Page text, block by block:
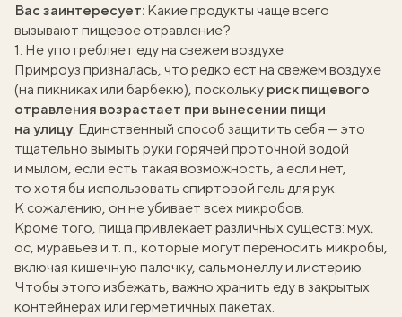
Вас заинтересует: Какие продукты чаще всего
вызывают пищевое отравление?
1. Не употребляет еду на свежем воздухе
Примроуз призналась, что редко ест на свежем воздухе
(на пикниках или барбекю), поскольку риск пищевого
отравления возрастает при вынесении пищи
на улицу. Единственный способ защитить себя — это
тщательно вымыть руки горячей проточной водой
и мылом, если есть такая возможность, а если нет,
то хотя бы использовать спиртовой гель для рук.
К сожалению, он не убивает всех микробов.
Кроме того, пища привлекает различных существ: мух,
ос, муравьев и т. п., которые могут переносить микробы,
включая кишечную палочку, сальмонеллу и листерию.
Чтобы этого избежать, важно хранить еду в закрытых
контейнерах или герметичных пакетах.